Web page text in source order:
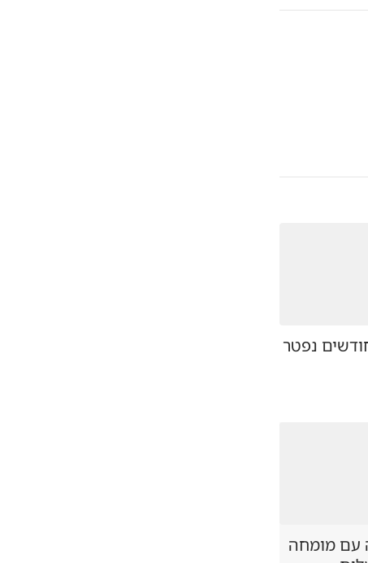
בן 7 חודשים נפטר
עם מומחה